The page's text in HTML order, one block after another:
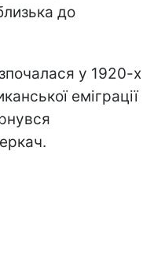
до
у 1920-х
еміграції